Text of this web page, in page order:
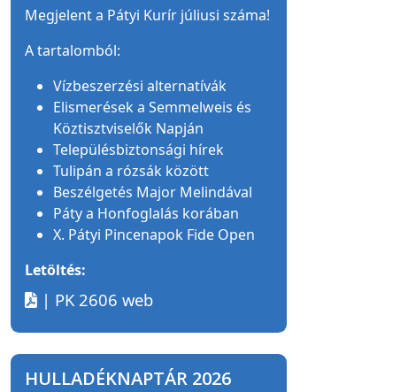
Megjelent a Pátyi Kurír júliusi száma!
A tartalomból:
Vízbeszerzési alternatívák
Elismerések a Semmelweis és
Köztisztviselők Napján
Településbiztonsági hírek
Tulipán a rózsák között
Beszélgetés Major Melindával
Páty a Honfoglalás korában
X. Pátyi Pincenapok Fide Open
Letöltés:
| PK 2606 web
HULLADÉKNAPTÁR 2026